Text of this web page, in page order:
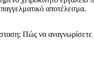
αποτέλεσμα.
Πώς να